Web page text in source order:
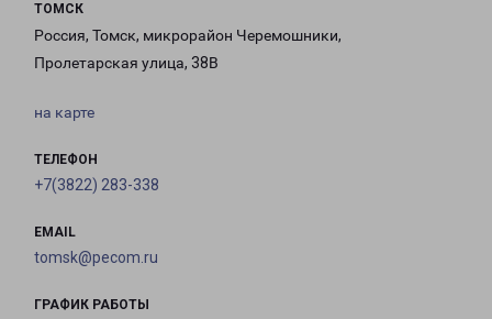
ТОМСК
Россия, Томск, микрорайон Черемошники,
Пролетарская улица, 38В
на карте
ТЕЛЕФОН
+7(3822) 283-338
EMAIL
tomsk@pecom.ru
ГРАФИК РАБОТЫ